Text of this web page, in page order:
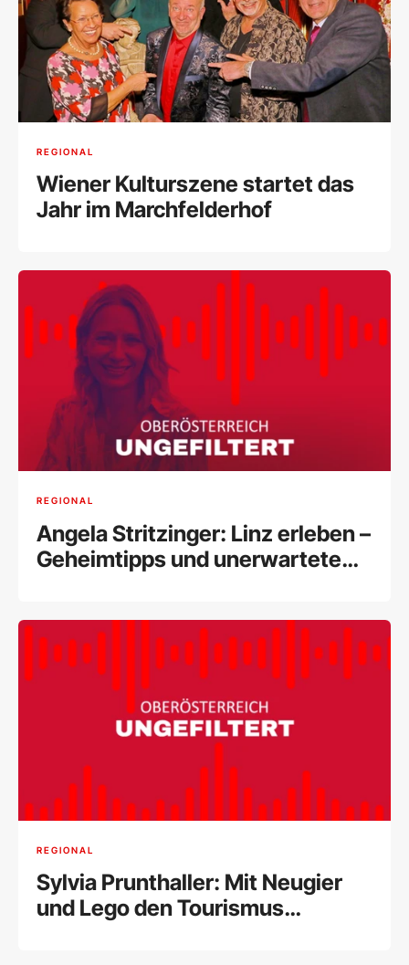
REGIONAL
Wiener Kulturszene startet das
Jahr im Marchfelderhof
REGIONAL
Angela Stritzinger: Linz erleben –
Geheimtipps und unerwartete
REGIONAL
Sylvia Prunthaller: Mit Neugier
und Lego den Tourismus